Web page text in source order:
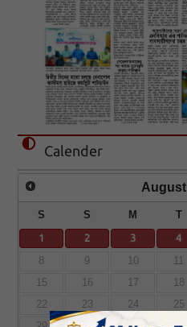
Calender
August
S S M T
1 2 3 4
8 9 10 11
15
16 17 18
22
23 24 25